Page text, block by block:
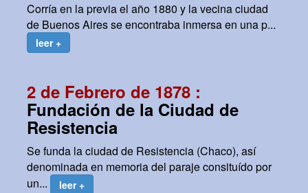
Corría en la previa el año 1880 y la vecina ciudad
de Buenos Aires se encontraba inmersa en una p...
leer +
2 de Febrero de 1878 :
Fundación de la Ciudad de
Resistencia
Se funda la ciudad de Resistencia (Chaco), así
denominada en memoria del paraje consituído por
un...
leer +